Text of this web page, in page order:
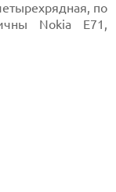
по
Nokia E71,